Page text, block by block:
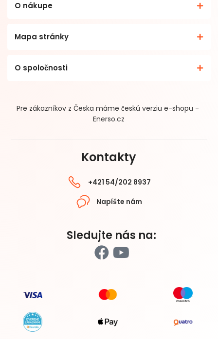
O nákupe
Mapa stránky
O spoločnosti
Pre zákazníkov z Česka máme českú verziu e-shopu -
Enerso.cz
Kontakty
+421 54/202 8937
Napíšte nám
Sledujte nás na: